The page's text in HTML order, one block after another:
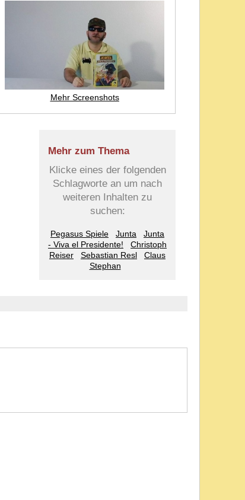
Mehr Screenshots
Mehr zum Thema
Klicke eines der folgenden
Schlagworte an um nach
weiteren Inhalten zu
suchen:
Pegasus Spiele Junta
Junta
- Viva el Presidente!
Christoph
Reiser
Sebastian Resl
Claus
Stephan